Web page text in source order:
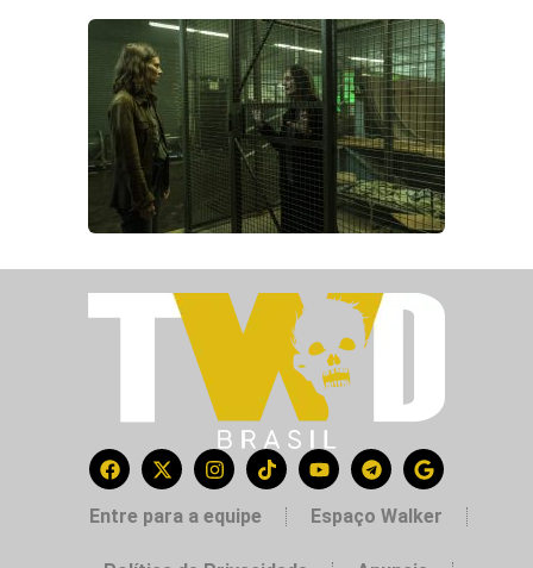
Entre para a equipe Espaço Walker